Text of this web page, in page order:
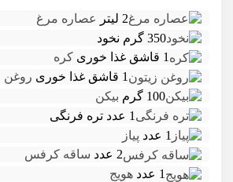
2 لیتر
عصاره مرغ
350 گرم
نخود
1 قاشق غذا خوری
کره
1 قاشق غذا خوری
روغن
100 گرم
بیکن
1 عدد
تره فرنگی
1 عدد
پیاز
2 عدد
ساقه کرفس
1 عدد
هویج